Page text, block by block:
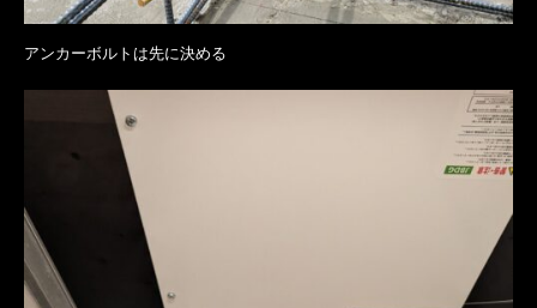
アンカーボルトは先に決める